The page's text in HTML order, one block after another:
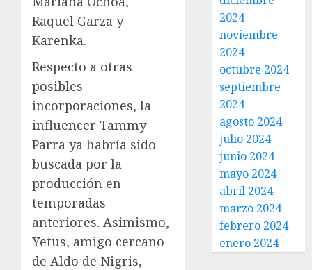
Raquel Garza y
Karenka.
Respecto a otras
posibles
incorporaciones, la
influencer Tammy
Parra ya habría sido
buscada por la
producción en
temporadas
anteriores. Asimismo,
Yetus, amigo cercano
de Aldo de Nigris,
2024
noviembre
2024
octubre 2024
septiembre
2024
agosto 2024
julio 2024
junio 2024
mayo 2024
abril 2024
marzo 2024
febrero 2024
enero 2024